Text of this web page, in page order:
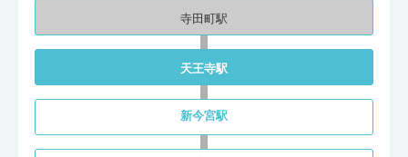
寺田町駅
天王寺駅
新今宮駅